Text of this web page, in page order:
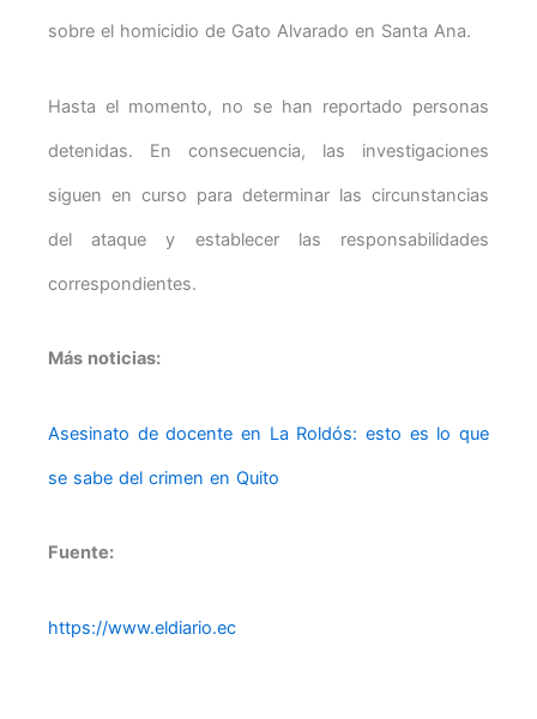
sobre el homicidio de Gato Alvarado en Santa Ana.
Hasta el momento, no se han reportado personas
detenidas. En consecuencia, las investigaciones
siguen en curso para determinar las circunstancias
del ataque y establecer las responsabilidades
correspondientes.
Más noticias:
Asesinato de docente en La Roldós: esto es lo que
se sabe del crimen en Quito
Fuente:
https://www.eldiario.ec